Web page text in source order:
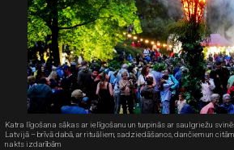
Katra līgošana sākas ar ielīgošanu un turpinās ar saulgriežu
Latvijā – brīvā dabā, ar rituāliem, sadziedāšanos, dančiem un
nakts izdarībām